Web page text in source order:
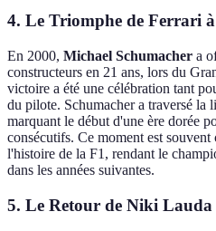
4. Le Triomphe de Ferrari
En 2000, Michael Schumacher a
constructeurs en 21 ans, lors du
victoire a été une célébration tant
du pilote. Schumacher a traversé la
marquant le début d'une ère dorée
consécutifs. Ce moment est
l'histoire de la F1, rendant le
dans les années suivantes.
5. Le Retour de Niki Lauda